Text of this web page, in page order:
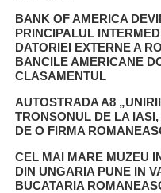
BANK OF AMERICA
PRINCIPALUL
DATORIEI EXTERNE A
BANCILE AMERICANE
CLASAMENTUL
AUTOSTRADA A8
TRONSONUL DE LA
DE O FIRMA
CEL MAI MARE MUZEU
DIN UNGARIA PUNE IN
BUCATARIA